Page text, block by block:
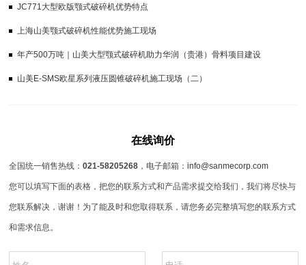
JC771大型欧版颚式破碎机优势特点
上海山美颚式破碎机性能优势施工现场
年产500万吨｜山美大型颚式破碎机助力华润（贵港）骨料项目建设
山美E-SMS欧星系列液压圆锥破碎机施工现场（二）
在线询价
全国统一销售热线：021-58205268 ，电子邮箱：info@sanmecorp.com
您可以填写下面的表格，把您的联系方式和产品需求提交给我们，我们将尽快与
您联系解决，谢谢！为了能及时和您取得联系，请您务必完整填写您的联系方式
和需求信息。